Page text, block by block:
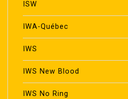
ISW
IWA-Québec
IWS
IWS New Blood
IWS No Ring